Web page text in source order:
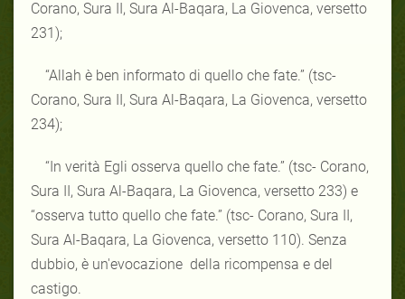
Corano, Sura II, Sura Al-Baqara, La Giovenca, versetto
231);
“Allah è ben informato di quello che fate.” (tsc-
Corano, Sura II, Sura Al-Baqara, La Giovenca, versetto
234);
“In verità Egli osserva quello che fate.” (tsc- Corano,
Sura II, Sura Al-Baqara, La Giovenca, versetto 233) e
“osserva tutto quello che fate.” (tsc- Corano, Sura II,
Sura Al-Baqara, La Giovenca, versetto 110). Senza
dubbio, è un'evocazione della ricompensa e del
castigo.